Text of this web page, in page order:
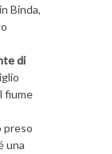
Binda,
di
fiume
preso
una